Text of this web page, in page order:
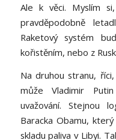
Ale k věci. Myslím
pravděpodobně
Raketový systém
kořistěním, nebo z
Na druhou stranu,
může Vladimir
uvažování. Stejnou
Baracka Obamu,
skladu paliva v Libyi.